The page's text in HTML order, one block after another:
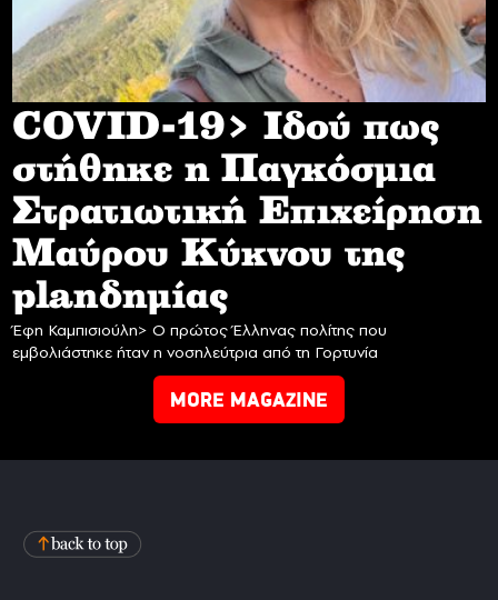
COVID-19> Iδού πως
στήθηκε η Παγκόσμια
Στρατιωτική Επιχείρηση
Mαύρου Κύκνου της
planδημίας
Έφη Καμπισιούλη> Ο πρώτος Έλληνας πολίτης που
εμβολιάστηκε ήταν η νοσηλεύτρια από τη Γορτυνία
MORE MAGAZINE